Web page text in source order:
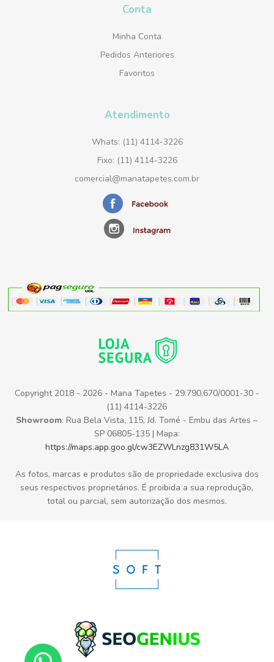
Conta
Minha Conta
Pedidos Anteriores
Favoritos
Atendimento
Whats: (11) 4114-3226
Fixo: (11) 4114-3226
comercial@manatapetes.com.br
Copyright 2018 - 2026 - Mana Tapetes - 29.790.670/0001-30 -
(11) 4114-3226
Showroom: Rua Bela Vista, 115, Jd. Tomé - Embu das Artes –
SP 06805-135 | Mapa:
https://maps.app.goo.gl/cw3EZWLnzg831W5LA
As fotos, marcas e produtos são de propriedade exclusiva dos
seus respectivos proprietários. É proibida a sua reprodução,
total ou parcial, sem autorização dos mesmos.